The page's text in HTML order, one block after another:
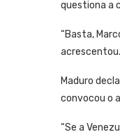
questiona a
“Basta,
acrescentou.
Maduro
convocou o
“Se a